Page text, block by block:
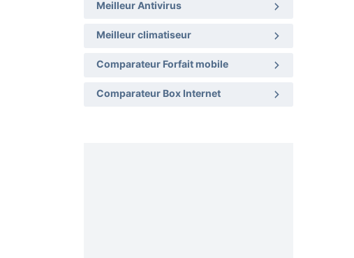
Meilleur Antivirus
Meilleur climatiseur
Comparateur Forfait mobile
Comparateur Box Internet